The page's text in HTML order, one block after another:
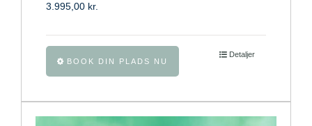
3.995,00 kr.
BOOK DIN PLADS NU
flere
Detaljer